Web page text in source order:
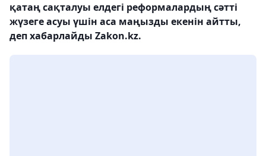
қатаң сақталуы елдегі реформалардың сәтті
жүзеге асуы үшін аса маңызды екенін айтты,
деп хабарлайды Zakon.kz.